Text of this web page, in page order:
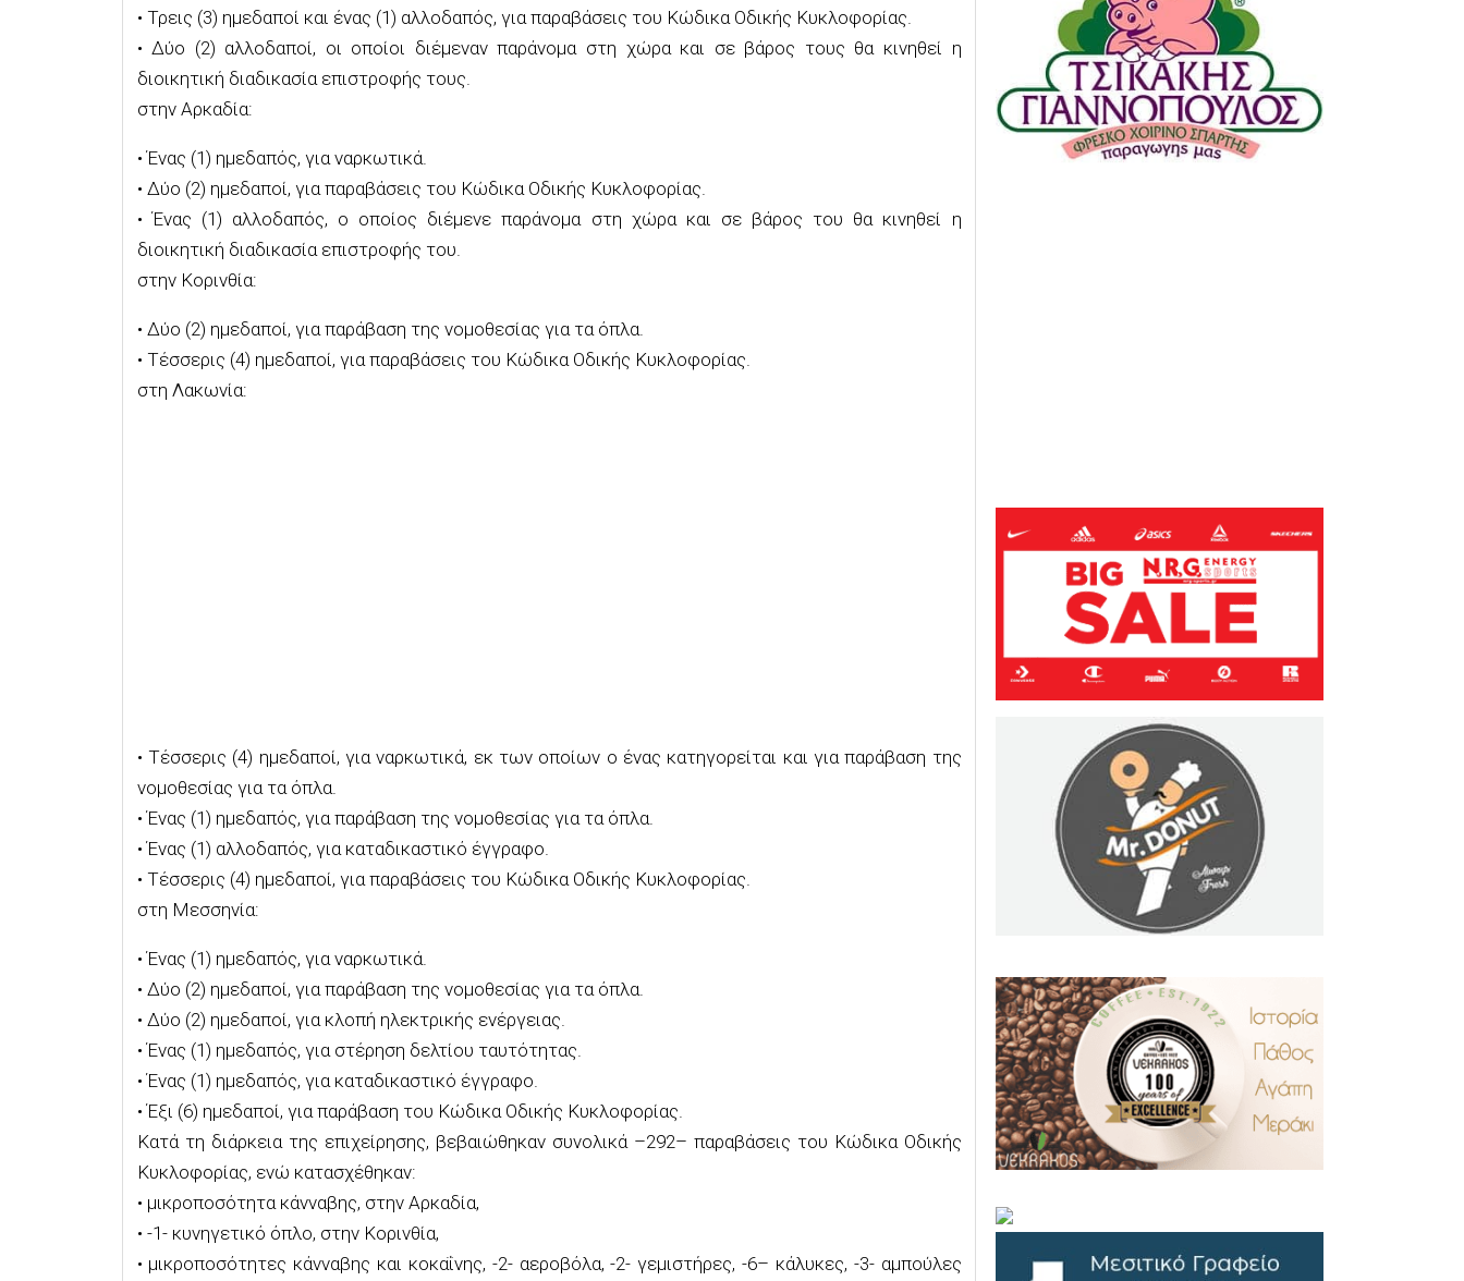
• Τρεις (3) ημεδαποί και ένας (1) αλλοδαπός, για παραβάσεις του Κώδικα Οδικής Κυκλοφορίας.
• Δύο (2) αλλοδαποί, οι οποίοι διέμενανπαράνομα στη χώρα και σε βάρος τους θα κινηθεί η
διοικητική διαδικασία επιστροφής τους
στην Αρκαδία:
•Ένας (1) ημεδαπός, για ναρκωτικά.
• Δύο (2) ημεδαποί, για παραβάσεις του Κώδικα Οδικής Κυκλοφορίας.
•Ένας (1) αλλοδαπός, ο οποίος διέμενε παράνομα στη χώρα και σε βάρος του θα κινηθεί η
διοικητική διαδικασία επιστροφής του
στηνΚορινθία:
• Δύο (2) ημεδαποί, για παράβαση της νομοθεσίας για τα όπλα.
• Τέσσερις (4) ημεδαποί, για παραβάσεις του Κώδικα Οδικής Κυκλοφορίας.
στη Λακωνία:
• Τέσσερις (4) ημεδαποί, γιαναρκωτικά, εκ των οποίων ο ένας κατηγορείται και για παράβαση της
νομοθεσίας για τα όπλα.
•Ένας (1) ημεδαπός, για παράβαση της νομοθεσίας για τα όπλα.
•Ένας (1) αλλοδαπός, για καταδικαστικό έγγραφο.
• Τέσσερις (4) ημεδαποί, για παραβάσεις του Κώδικα Οδικής Κυκλοφορίας.
στη Μεσσηνία:
•Ένας (1) ημεδαπός, για ναρκωτικά.
• Δύο (2) ημεδαποί, για παράβαση της νομοθεσίας για τα όπλα.
• Δύο (2) ημεδαποί, για κλοπή ηλεκτρικής ενέργειας.
•Ένας (1) ημεδαπός, για στέρηση δελτίου ταυτότητας.
•Ένας (1) ημεδαπός, για καταδικαστικό έγγραφο
•Έξι (6) ημεδαποί, για παράβαση του Κώδικα Οδικής Κυκλοφορίας.
Κατά τη διάρκεια της επιχείρησης, βεβαιώθηκαν συνολικά –292– παραβάσεις του Κώδικα Οδικής
Κυκλοφορίας, ενώ κατασχέθηκαν:
• μικροποσότητα κάνναβης, στην Αρκαδία,
• -1- κυνηγετικό όπλο, στην Κορινθία,
• μικροποσότητες κάνναβης και κοκαΐνης, -2- αεροβόλα, -2- γεμιστήρες, -6– κάλυκες, -3- αμπούλες